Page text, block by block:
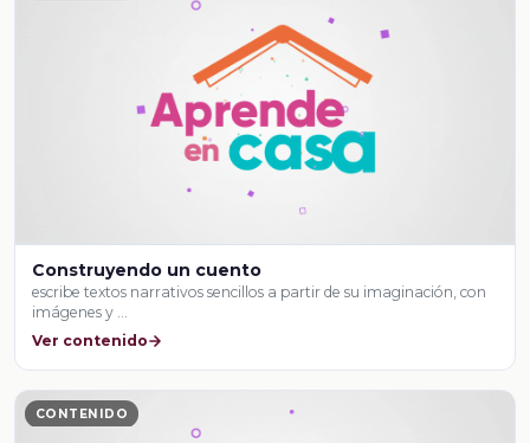
Construyendo un cuento
escribe textos narrativos sencillos a partir de su imaginación, con
imágenes y …
Ver contenido
CONTENIDO